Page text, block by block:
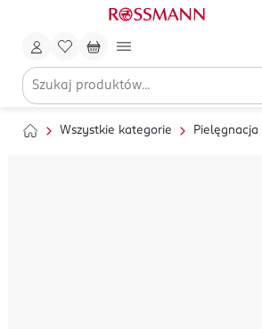
Wszystkie kategorie Pielęgnacja